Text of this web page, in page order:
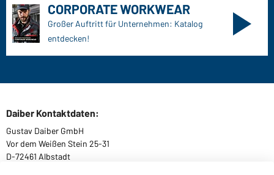
CORPORATE WORKWEAR
Großer Auftritt für Unternehmen: Katalog
entdecken!
Daiber Kontaktdaten:
Gustav Daiber GmbH
Vor dem Weißen Stein 25-31
D-72461 Albstadt